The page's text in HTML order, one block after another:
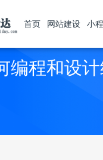
首页 网站建设 小
编程和设